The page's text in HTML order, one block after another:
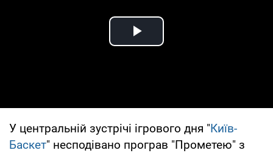
Play Video
У центральній зустрічі ігрового дня "Київ-
Баскет" несподівано програв "Прометею" з